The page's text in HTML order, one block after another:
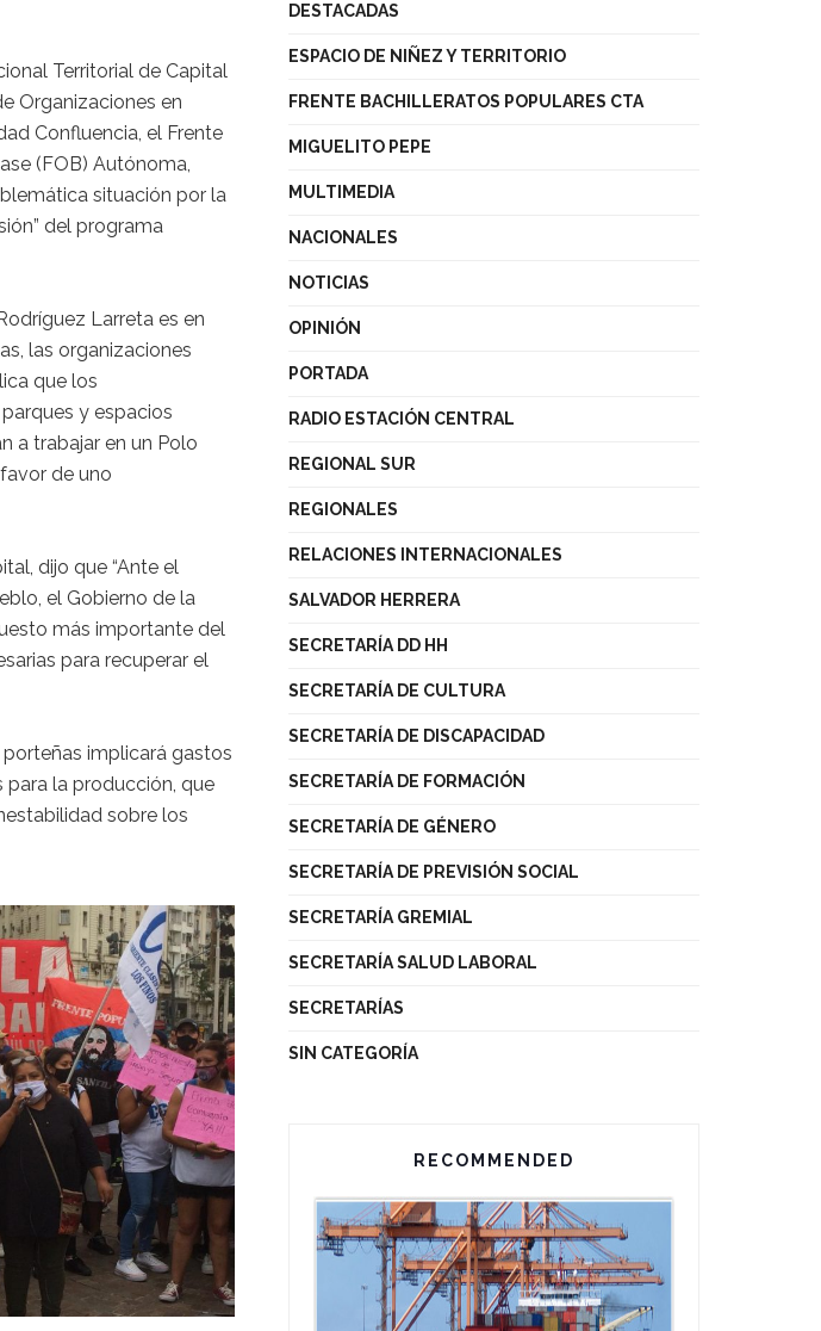
Territorial de Capital
Organizaciones en
Confluencia, el Frente
(FOB) Autónoma,
situación por la
del programa
Larreta es en
las organizaciones
que los
y espacios
a trabajar en un Polo
de uno
dijo que “Ante el
el Gobierno de la
más importante del
para recuperar el
porteñas implicará gastos
para la producción, que
sobre los
DESTACADAS
ESPACIO DE NIÑEZ Y TERRITORIO
FRENTE BACHILLERATOS POPULARES CTA
MIGUELITO PEPE
MULTIMEDIA
NACIONALES
NOTICIAS
OPINIÓN
PORTADA
RADIO ESTACIÓN CENTRAL
REGIONAL SUR
REGIONALES
RELACIONES INTERNACIONALES
SALVADOR HERRERA
SECRETARÍA DD HH
SECRETARÍA DE CULTURA
SECRETARÍA DE DISCAPACIDAD
SECRETARÍA DE FORMACIÓN
SECRETARÍA DE GÉNERO
SECRETARÍA DE PREVISIÓN SOCIAL
SECRETARÍA GREMIAL
SECRETARÍA SALUD LABORAL
SECRETARÍAS
SIN CATEGORÍA
RECOMMENDED